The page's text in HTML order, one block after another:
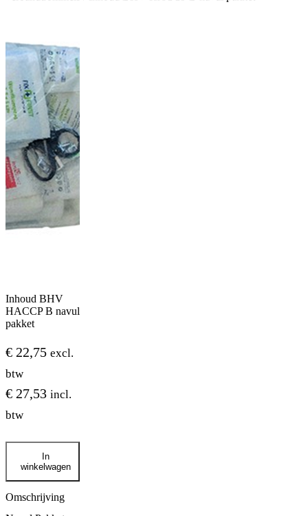
Inhoud BHV
HACCP B navul
pakket
€ 22,75 excl.
btw
€ 27,53 incl.
btw
Inhoud
HACCP
B
navul
In
winkelwagen
Omschrijving